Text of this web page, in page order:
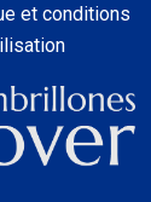
et conditions